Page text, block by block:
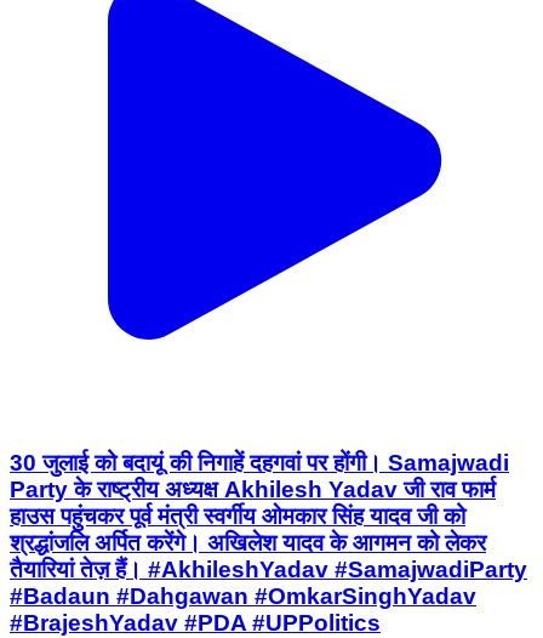
30 जुलाई को बदायूं की निगाहें दहगवां पर होंगी। Samajwadi
Party के राष्ट्रीय अध्यक्ष Akhilesh Yadav जी राव फार्म
हाउस पहुंचकर पूर्व मंत्री स्वर्गीय ओमकार सिंह यादव जी को
श्रद्धांजलि अर्पित करेंगे। अखिलेश यादव के आगमन को लेकर
तैयारियां तेज़ हैं। #AkhileshYadav #SamajwadiParty
#Badaun #Dahgawan #OmkarSinghYadav
#BrajeshYadav #PDA #UPPolitics